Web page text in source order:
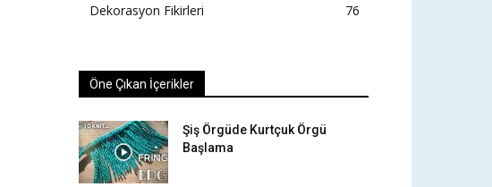
Dekorasyon Fikirleri
76
Öne Çıkan İçerikler
Şiş Örgüde Kurtçuk Örgü
Başlama